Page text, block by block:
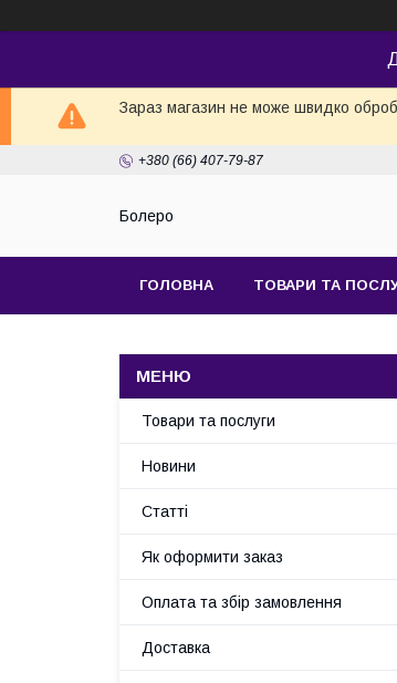
Зараз магазин не може швидко
+380 (66) 407-79-87
Болеро
ГОЛОВНА ТОВАРИ ТА
Товари та послуги
Новини
Статті
Як оформити заказ
Оплата та збір замовлення
Доставка